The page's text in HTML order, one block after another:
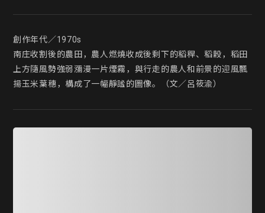
創作年代／1970s
南庄收割後的農田，農人燃燒收成後剩下的稻稈、稻穀，稻田
上方隨風勢強弱瀰漫一片煙霧，與行走的農人和前景的迎風飄
揚玉米葉穗，構成了一幅靜謐的圖像。（文／呂筱渝）